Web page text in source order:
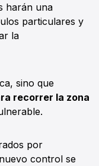
harán una
particulares y
la
sino que
recorrer la zona
por
control se